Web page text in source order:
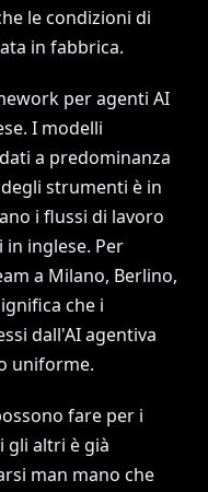
le condizioni di
in fabbrica.
per agenti AI
I modelli
a predominanza
strumenti è in
i flussi di lavoro
inglese. Per
a Milano, Berlino,
che i
dall'AI agentiva
uniforme.
fare per i
altri è già
man mano che